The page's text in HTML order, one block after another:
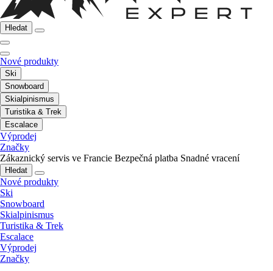
Hledat
Nové produkty
Ski
Snowboard
Skialpinismus
Turistika & Trek
Escalace
Výprodej
Značky
Zákaznický servis ve Francie Bezpečná platba Snadné vracení
Hledat
Nové produkty
Ski
Snowboard
Skialpinismus
Turistika & Trek
Escalace
Výprodej
Značky